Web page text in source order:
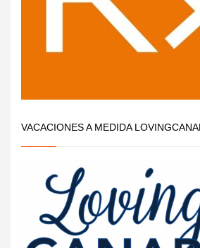
VACACIONES A MEDIDA